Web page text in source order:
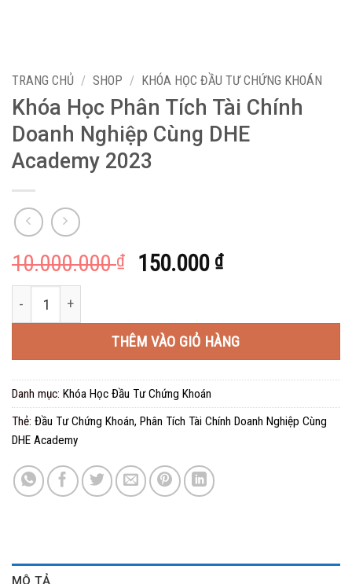
TRANG CHỦ / SHOP / KHÓA HỌC ĐẦU TƯ CHỨNG KHOÁN
Khóa Học Phân Tích Tài Chính
Doanh Nghiệp Cùng DHE
Academy 2023
10.000.000₫
Giá
10.000.000 ₫.
150.000 ₫Giá
là:
150.000 ₫.
THÊM VÀO GIỎ HÀNG
Danh mục: Khóa Học Đầu Tư Chứng Khoán
Thẻ: Đầu Tư Chứng Khoán, Phân Tích Tài Chính Doanh Nghiệp Cùng
DHE Academy